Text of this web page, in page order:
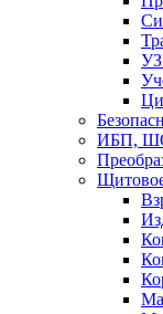
ИБП,